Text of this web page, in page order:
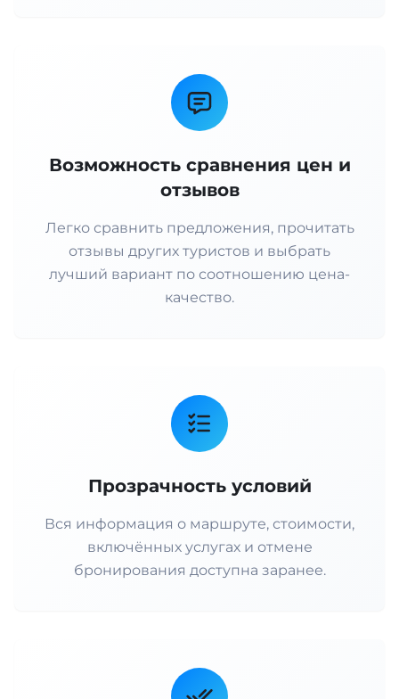
Возможность сравнения цен и
отзывов
Легко сравнить предложения, прочитать
отзывы других туристов и выбрать
лучший вариант по соотношению цена-
качество.
Прозрачность условий
Вся информация о маршруте, стоимости,
включённых услугах и отмене
бронирования доступна заранее.